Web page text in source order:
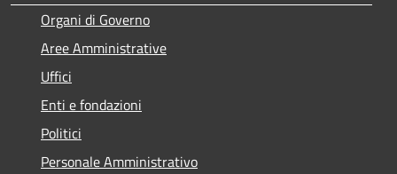
Organi di Governo
Aree Amministrative
Uffici
Enti e fondazioni
Politici
Personale Amministrativo